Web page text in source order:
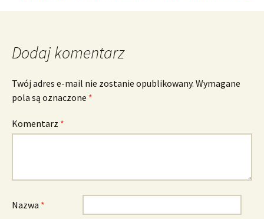
wpisu
Dodaj komentarz
Twój adres e-mail nie zostanie opublikowany. Wymagane
pola są oznaczone *
Komentarz *
Nazwa *